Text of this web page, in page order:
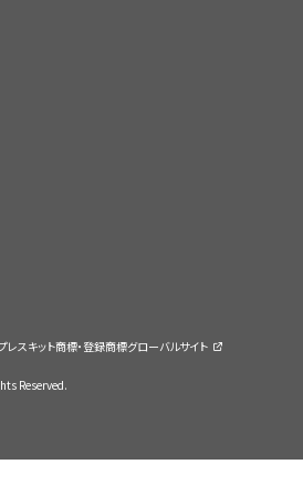
レスキット商標・登録商標グローバルサイト
Reserved.